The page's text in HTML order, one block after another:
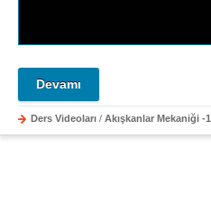
Devamı
Ders Videoları / Akışkanlar Mekaniği -1